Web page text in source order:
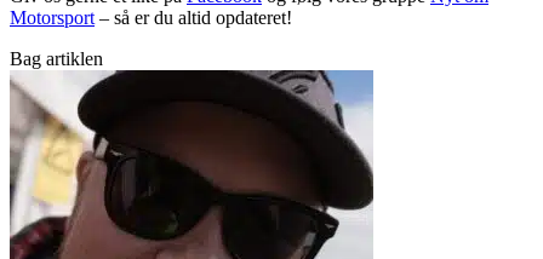
Motorsport – så er du altid opdateret!
Bag artiklen